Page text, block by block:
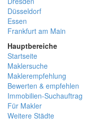
Düsseldorf
Essen
Frankfurt am Main
Hauptbereiche
Startseite
Maklersuche
Maklerempfehlung
Bewerten & empfehlen
Immobilien-Suchauftrag
Für Makler
Weitere Städte